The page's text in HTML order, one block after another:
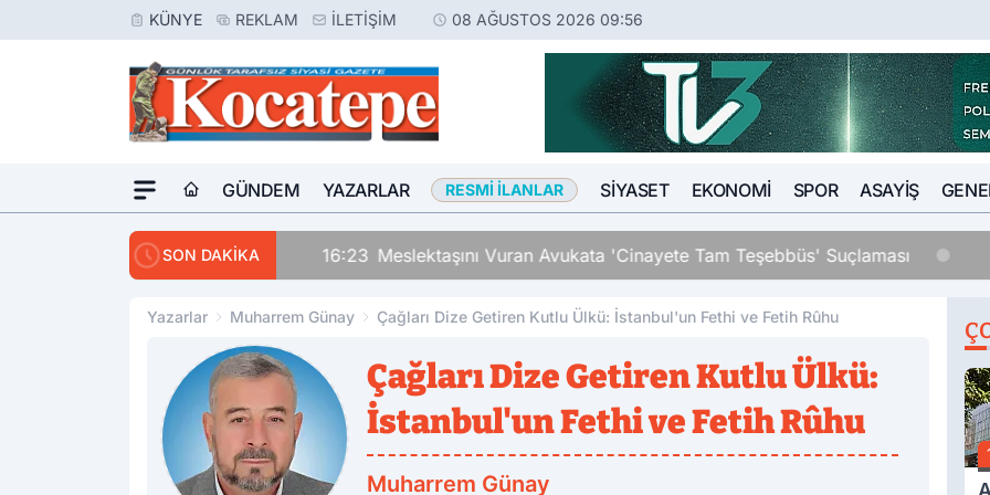
KÜNYE REKLAM İLETIŞIM 08 AĞUSTOS 2026 09:56
GÜNDEM YAZARLAR RESMI İLANLAR SIYASET EKONOMI SPOR ASAYIŞ
SON DAKİKA 16:23 Meslektaşını Vuran Avukata 'Cinayete Tam Teşebbüs' Suçlaması
Yazarlar Muharrem Günay Çağları Dize Getiren Kutlu Ülkü: İstanbul'un Fethi ve Fetih Rûhu
Çağları Dize Getiren Kutlu Ülkü:
İstanbul'un Fethi ve Fetih Rûhu
Muharrem Günay